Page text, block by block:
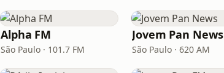
Alpha FM
São Paulo · 101.7 FM
Jovem Pan News
São Paulo · 620 AM